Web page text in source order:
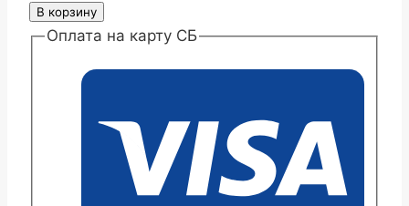
товара
Маточники
мультифлора
В корзину
Оплата на карту СБ